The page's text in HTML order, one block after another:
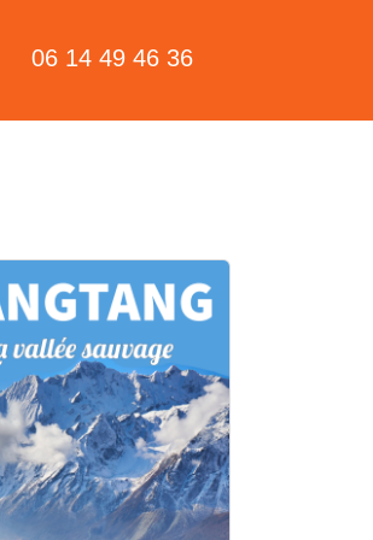
06 14 49 46 36